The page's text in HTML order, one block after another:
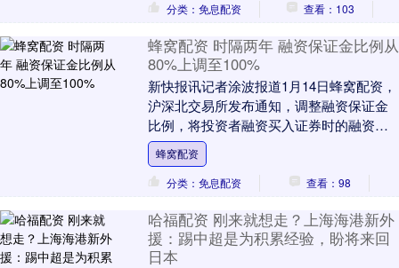
分类：免息配资
查看：103
蜂窝配资 时隔两年 融资保证金比例从
80%上调至100%
新快报讯记者涂波报道1月14日蜂窝配资，
沪深北交易所发布通知，调整融资保证金
比例，将投资者融资买入证券时的融资保
证金最低比例从80%提高至100%。此次调
整仅限....
蜂窝配资
分类：免息配资
查看：98
哈福配资 刚来就想走？上海海港新外
援：踢中超是为积累经验，盼将来回
日本